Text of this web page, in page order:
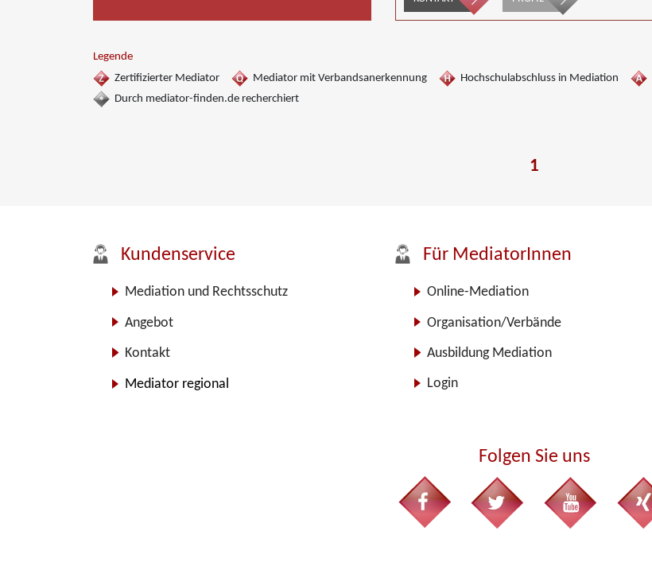
Legende
Zertifizierter Mediator
Mediator mit Verbandsanerkennung Hochschulabschluss in Mediation
Durch mediator-finden.de recherchiert
1
Kundenservice
Mediation und Rechtsschutz
Angebot
Kontakt
Mediator regional
Für MediatorInnen
Online-Mediation
Organisation/Verbände
Ausbildung Mediation
Login
Folgen Sie uns